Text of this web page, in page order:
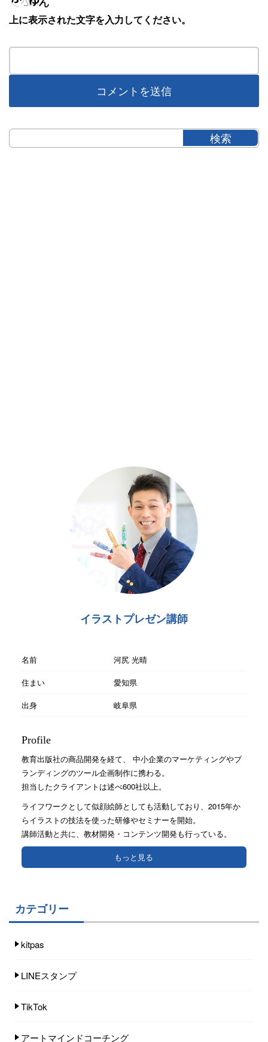
上に表示された文字を入力してください。
イラストプレゼン講師
名前
河尻 光晴
住まい
愛知県
出身
岐阜県
Profile
教育出版社の商品開発を経て、 中小企業のマーケティングやブ
ランディングのツール企画制作に携わる。
担当したクライアントは述べ600社以上。
ライフワークとして似顔絵師としても活動しており、2015年か
らイラストの技法を使った研修やセミナーを開始。
講師活動と共に、教材開発・コンテンツ開発も行っている。
もっと見る
カテゴリー
kitpas
LINEスタンプ
TikTok
アートマインドコーチング